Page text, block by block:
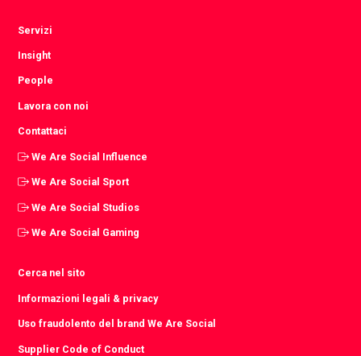
Servizi
Insight
People
Lavora con noi
Contattaci
We Are Social Influence
We Are Social Sport
We Are Social Studios
We Are Social Gaming
Cerca nel sito
Informazioni legali & privacy
Uso fraudolento del brand We Are Social
Supplier Code of Conduct